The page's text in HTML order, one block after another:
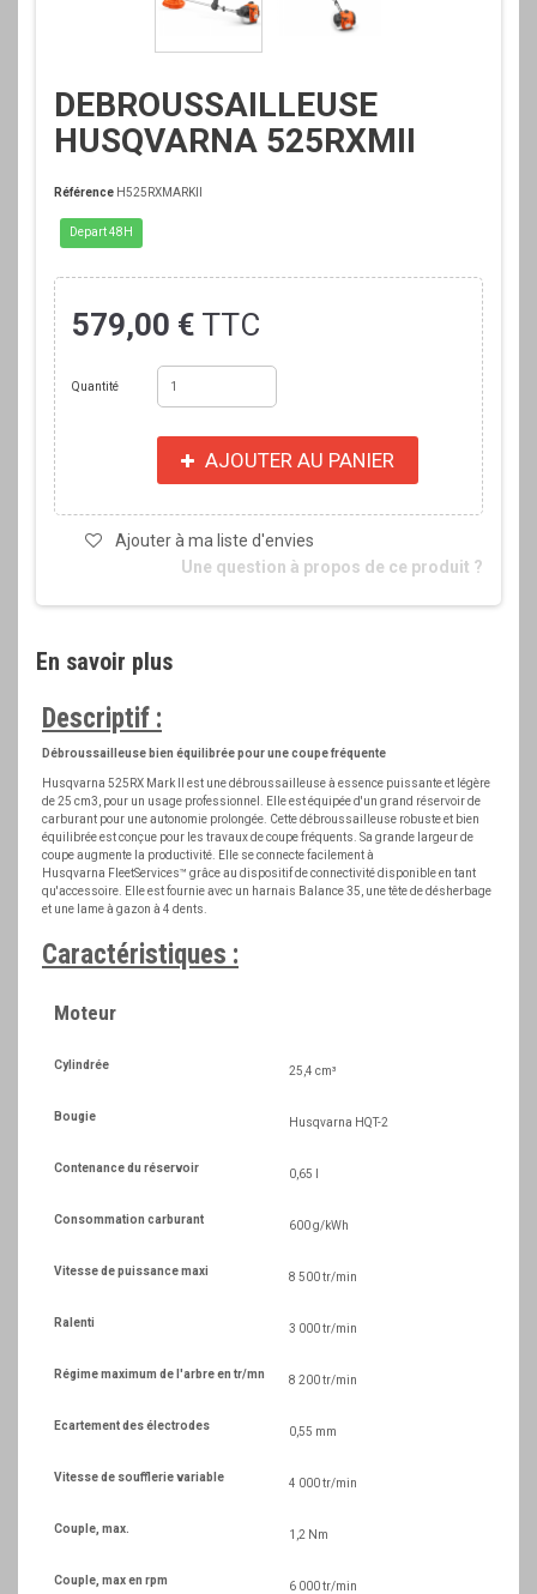
DEBROUSSAILLEUSE
HUSQVARNA 525RXMII
Référence H525RXMARKII
Depart 48H
579,00 € TTC
Quantité
AJOUTER AU PANIER
Ajouter à ma liste d'envies
Une question à propos de ce produit ?
En savoir plus
Descriptif :
Débroussailleuse bien équilibrée pour une coupe fréquente
Husqvarna 525RX Mark II est une débroussailleuse à essence puissante et légère
de 25 cm3, pour un usage professionnel. Elle est équipée d'un grand réservoir de
carburant pour une autonomie prolongée. Cette débroussailleuse robuste et bien
équilibrée est conçue pour les travaux de coupe fréquents. Sa grande largeur de
coupe augmente la productivité. Elle se connecte facilement à
Husqvarna FleetServices™ grâce au dispositif de connectivité disponible en tant
qu'accessoire. Elle est fournie avec un harnais Balance 35, une tête de désherbage
et une lame à gazon à 4 dents.
Caractéristiques :
Moteur
Cylindrée 25,4 cm³
Bougie Husqvarna HQT-2
Contenance du réservoir 0,65 l
Consommation carburant 600 g/kWh
Vitesse de puissance maxi 8 500 tr/min
Ralenti 3 000 tr/min
Régime maximum de l'arbre en tr/mn 8 200 tr/min
Ecartement des électrodes 0,55 mm
Vitesse de soufflerie variable 4 000 tr/min
Couple, max. 1,2 Nm
Couple, max en rpm 6 000 tr/min